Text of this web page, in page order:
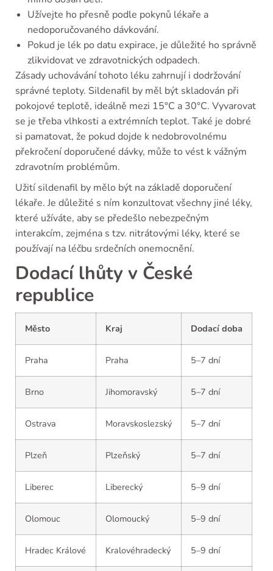
Užívejte ho přesně podle pokynů lékaře a
nedoporučovaného dávkování.
Pokud je lék po datu expirace, je důležité ho správně
zlikvidovat ve zdravotnických odpadech.
Zásady uchovávání tohoto léku zahrnují i dodržování
správné teploty. Sildenafil by měl být skladován při
pokojové teplotě, ideálně mezi 15°C a 30°C. Vyvarovat
se je třeba vlhkosti a extrémních teplot. Také je dobré
si pamatovat, že pokud dojde k nedobrovolnému
překročení doporučené dávky, může to vést k vážným
zdravotním problémům.
Užití sildenafil by mělo být na základě doporučení
lékaře. Je důležité s ním konzultovat všechny jiné léky,
které užíváte, aby se předešlo nebezpečným
interakcím, zejména s tzv. nitrátovými léky, které se
používají na léčbu srdečních onemocnění.
Dodací lhůty v České
republice
Město Kraj Dodací doba
Praha Praha 5–7 dní
Brno Jihomoravský 5–7 dní
Ostrava Moravskoslezský 5–7 dní
Plzeň Plzeňský 5–7 dní
Liberec Liberecký 5–9 dní
Olomouc Olomoucký 5–9 dní
Hradec Králové Kralovéhradecký 5–9 dní